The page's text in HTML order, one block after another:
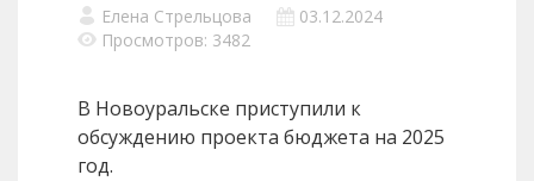
Елена Стрельцова
03.12.2024
Просмотров: 3482
В Новоуральске приступили к
обсуждению проекта бюджета на 2025
год.